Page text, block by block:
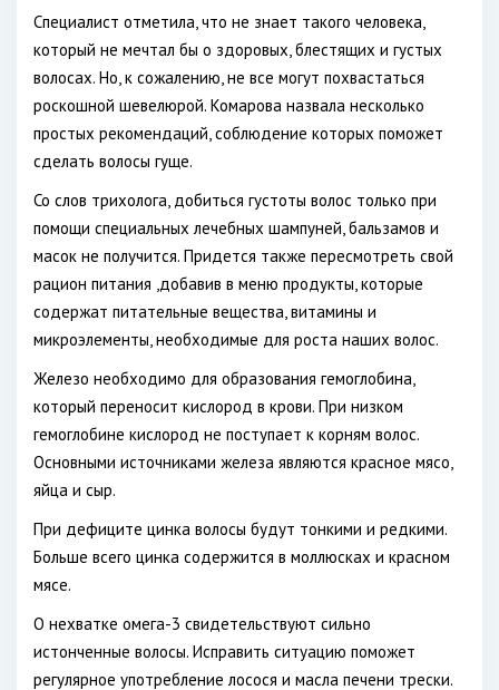
Специалист отметила, что не знает такого человека,
который не мечтал бы о здоровых, блестящих и густых
волосах. Но, к сожалению, не все могут похвастаться
роскошной шевелюрой. Комарова назвала несколько
простых рекомендаций, соблюдение которых поможет
сделать волосы гуще.
Со слов трихолога, добиться густоты волос только при
помощи специальных лечебных шампуней, бальзамов и
масок не получится. Придется также пересмотреть свой
рацион питания ,добавив в меню продукты, которые
содержат питательные вещества, витамины и
микроэлементы, необходимые для роста наших волос.
Железо необходимо для образования гемоглобина,
который переносит кислород в крови. При низком
гемоглобине кислород не поступает к корням волос.
Основными источниками железа являются красное мясо,
яйца и сыр.
При дефиците цинка волосы будут тонкими и редкими.
Больше всего цинка содержится в моллюсках и красном
мясе.
О нехватке омега-3 свидетельствуют сильно
истонченные волосы. Исправить ситуацию поможет
регулярное употребление лосося и масла печени трески.